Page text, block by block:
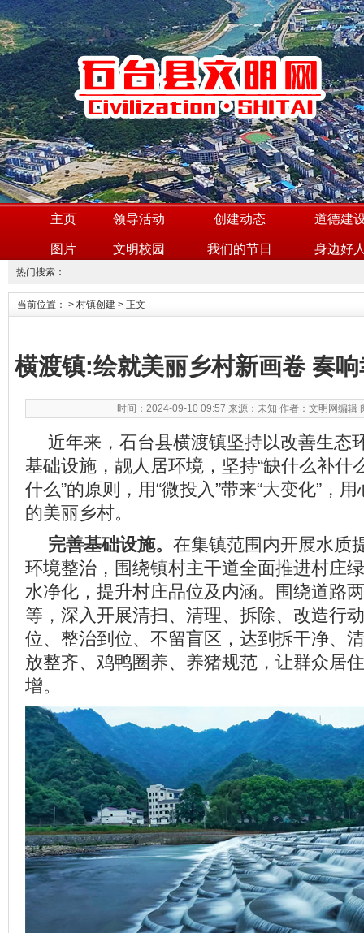
主页 领导活动 创建动态 道德建
图片 文明校园 我们的节日 身边好
热门搜索：
当前位置： > 村镇创建 > 正文
横渡镇:绘就美丽乡村新画卷 奏
时间：2024-09-10 09:57 来源：未知 作者：文明网编辑
近年来，石台县横渡镇坚持以改善生态
基础设施，靓人居环境，坚持“缺什么补什
什么”的原则，用“微投入”带来“大变化”，
的美丽乡村。
完善基础设施。 在集镇范围内开展水质
环境整治，围绕镇村主干道全面推进村庄
水净化，提升村庄品位及内涵。围绕道路
等，深入开展清扫、清理、拆除、改造行
位、整治到位、不留盲区，达到拆干净、
放整齐、鸡鸭圈养、养猪规范，让群众居
增。